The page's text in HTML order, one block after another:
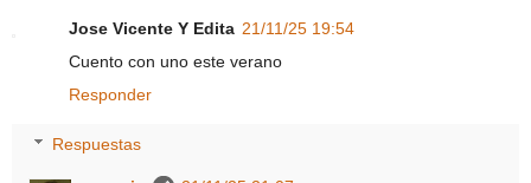
Jose Vicente Y Edita 21/11/25 19:54
Cuento con uno este verano
Responder
Respuestas